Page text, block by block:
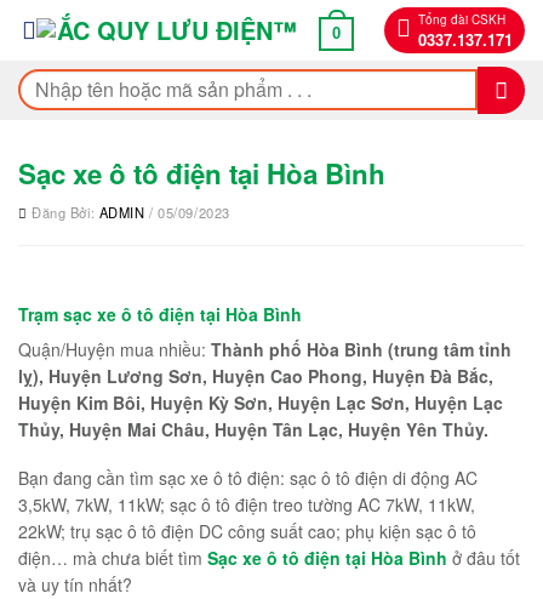
qua
nội
dung
0
Tổng đài CSKH
0337.137.171
Tìm
kiếm:
Sạc xe ô tô điện tại Hòa Bình
Đăng Bởi: ADMIN/ 05/09/2023
Trạm sạc xe ô tô điện tại Hòa Bình
Quận/Huyện mua nhiều: Thành phố Hòa Bình (trung tâm tỉnh
lỵ), Huyện Lương Sơn, Huyện Cao Phong, Huyện Đà Bắc,
Huyện Kim Bôi, Huyện Kỳ Sơn, Huyện Lạc Sơn, Huyện Lạc
Thủy, Huyện Mai Châu, Huyện Tân Lạc, Huyện Yên Thủy.
Bạn đang cần tìm sạc xe ô tô điện: sạc ô tô điện di động AC
3,5kW, 7kW, 11kW; sạc ô tô điện treo tường AC 7kW, 11kW,
22kW; trụ sạc ô tô điện DC công suất cao; phụ kiện sạc ô tô
điện… mà chưa biết tìm Sạc xe ô tô điện tại Hòa Bình ở đâu tốt
và uy tín nhất?